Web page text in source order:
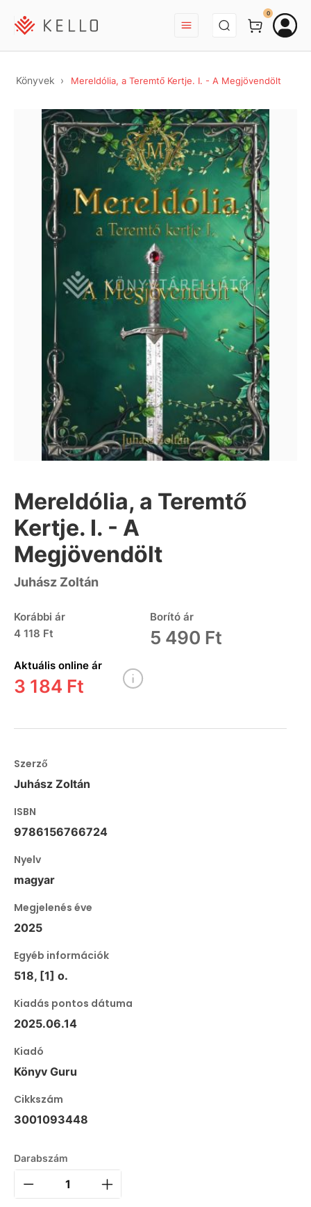
BEJELENTKEZÉS
0
Könyvek Mereldólia, a Teremtő Kertje. I. - A Megjövendölt
Mereldólia, a Teremtő
Kertje. I. - A
Megjövendölt
Juhász Zoltán
Korábbi ár
4 118 Ft
Borító ár
5 490 Ft
Aktuális online ár
3 184 Ft
Szerző
Juhász Zoltán
ISBN
9786156766724
Nyelv
magyar
Megjelenés éve
2025
Egyéb információk
518, [1] o.
Kiadás pontos dátuma
2025.06.14
Kiadó
Könyv Guru
Cikkszám
3001093448
Darabszám